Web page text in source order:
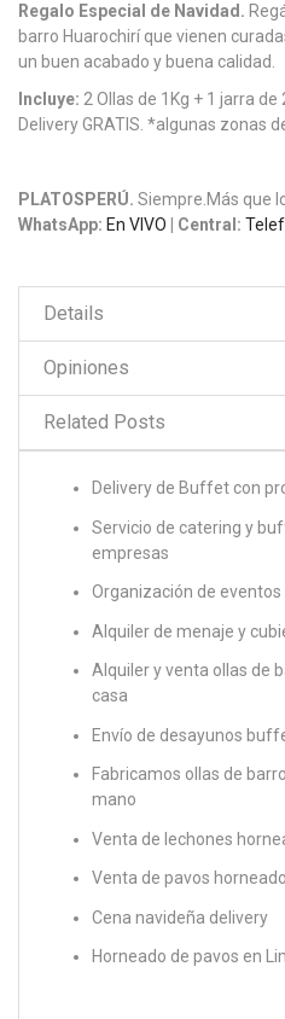
Regalo Especial de Navidad.
barro Huarochirí que vienen
un buen acabado y buena calidad.
Incluye: 2 Ollas de 1Kg + 1 jarra
Delivery GRATIS. *algunas zonas
PLATOSPERÚ. Siempre.Más que
WhatsApp: En VIVO | Central:
Details
Opiniones
Related Posts
Delivery de Buffet con
Servicio de catering y
empresas
Organización de
Alquiler de menaje y
Alquiler y venta ollas de
casa
Envío de desayunos
Fabricamos ollas de
mano
Venta de lechones
Venta de pavos
Cena navideña delivery
Horneado de pavos en